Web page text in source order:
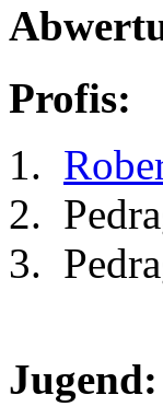
Profis:
Jugend: